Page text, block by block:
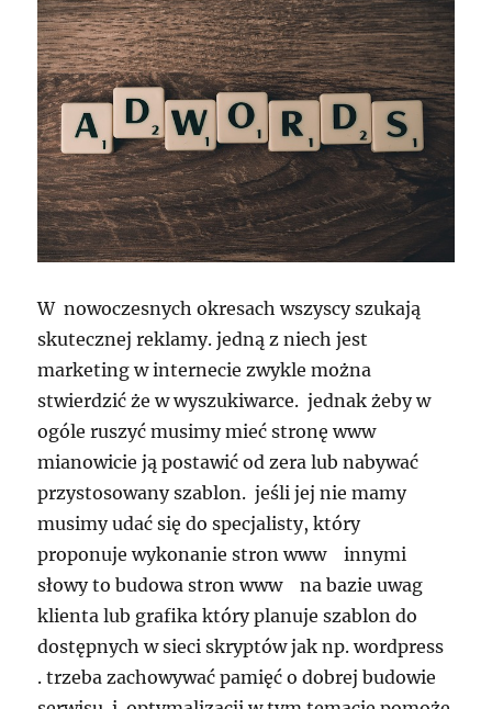
W nowoczesnych okresach wszyscy szukają
skutecznej reklamy. jedną z niech jest
marketing w internecie zwykle można
stwierdzić że w wyszukiwarce. jednak żeby w
ogóle ruszyć musimy mieć stronę www
mianowicie ją postawić od zera lub nabywać
przystosowany szablon. jeśli jej nie mamy
musimy udać się do specjalisty, który
proponuje wykonanie stron www innymi
słowy to budowa stron www na bazie uwag
klienta lub grafika który planuje szablon do
dostępnych w sieci skryptów jak np. wordpress
. trzeba zachowywać pamięć o dobrej budowie